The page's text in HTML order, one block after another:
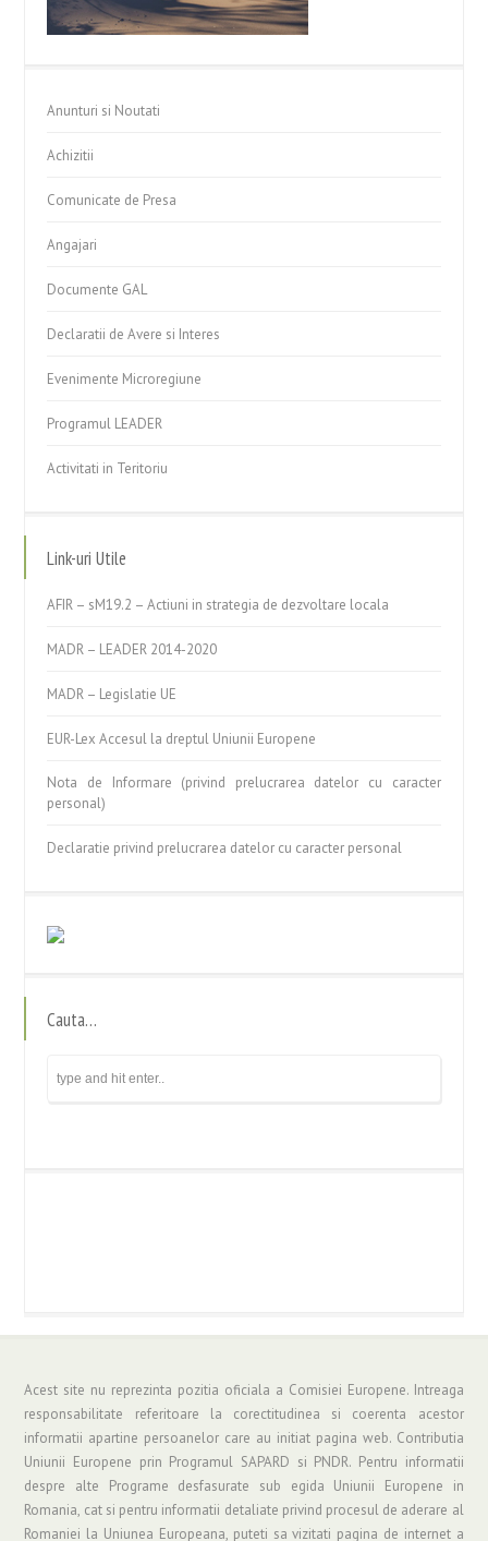
Anunturi si Noutati
Achizitii
Comunicate de Presa
Angajari
Documente GAL
Declaratii de Avere si Interes
Evenimente Microregiune
Programul LEADER
Activitati in Teritoriu
Link-uri Utile
AFIR – sM19.2 – Actiuni in strategia de dezvoltare locala
MADR – LEADER 2014-2020
MADR – Legislatie UE
EUR-Lex Accesul la dreptul Uniunii Europene
Nota de Informare (privind prelucrarea datelor cu caracter
personal)
Declaratie privind prelucrarea datelor cu caracter personal
Cauta…
Acest site nu reprezinta pozitia oficiala a Comisiei Europene. Intreaga
responsabilitate referitoare la corectitudinea si coerenta acestor
informatii apartine persoanelor care au initiat pagina web. Contributia
Uniunii Europene prin Programul SAPARD si PNDR. Pentru informatii
despre alte Programe desfasurate sub egida Uniunii Europene in
Romania, cat si pentru informatii detaliate privind procesul de aderare al
Romaniei la Uniunea Europeana, puteti sa vizitati pagina de internet a